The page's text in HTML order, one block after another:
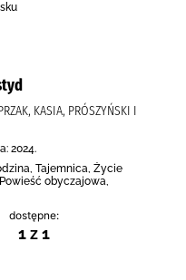
KASIA, PRÓSZYŃSKI I
2024.
Tajemnica, Życie
obyczajowa,
dostępne:
1 z 1